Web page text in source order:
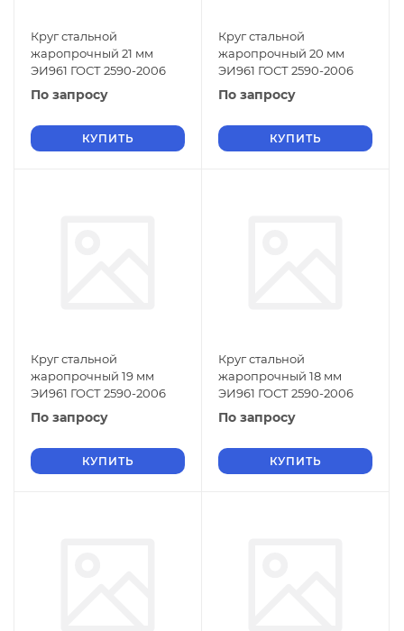
Круг стальной
жаропрочный 21 мм
ЭИ961 ГОСТ 2590-2006
По запросу
КУПИТЬ
Круг стальной
жаропрочный 20 мм
ЭИ961 ГОСТ 2590-2006
По запросу
КУПИТЬ
Круг стальной
жаропрочный 19 мм
ЭИ961 ГОСТ 2590-2006
По запросу
КУПИТЬ
Круг стальной
жаропрочный 18 мм
ЭИ961 ГОСТ 2590-2006
По запросу
КУПИТЬ